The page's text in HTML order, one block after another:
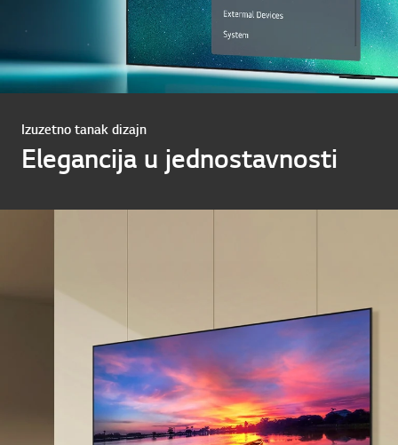
Izuzetno tanak dizajn
Elegancija u jednostavnosti